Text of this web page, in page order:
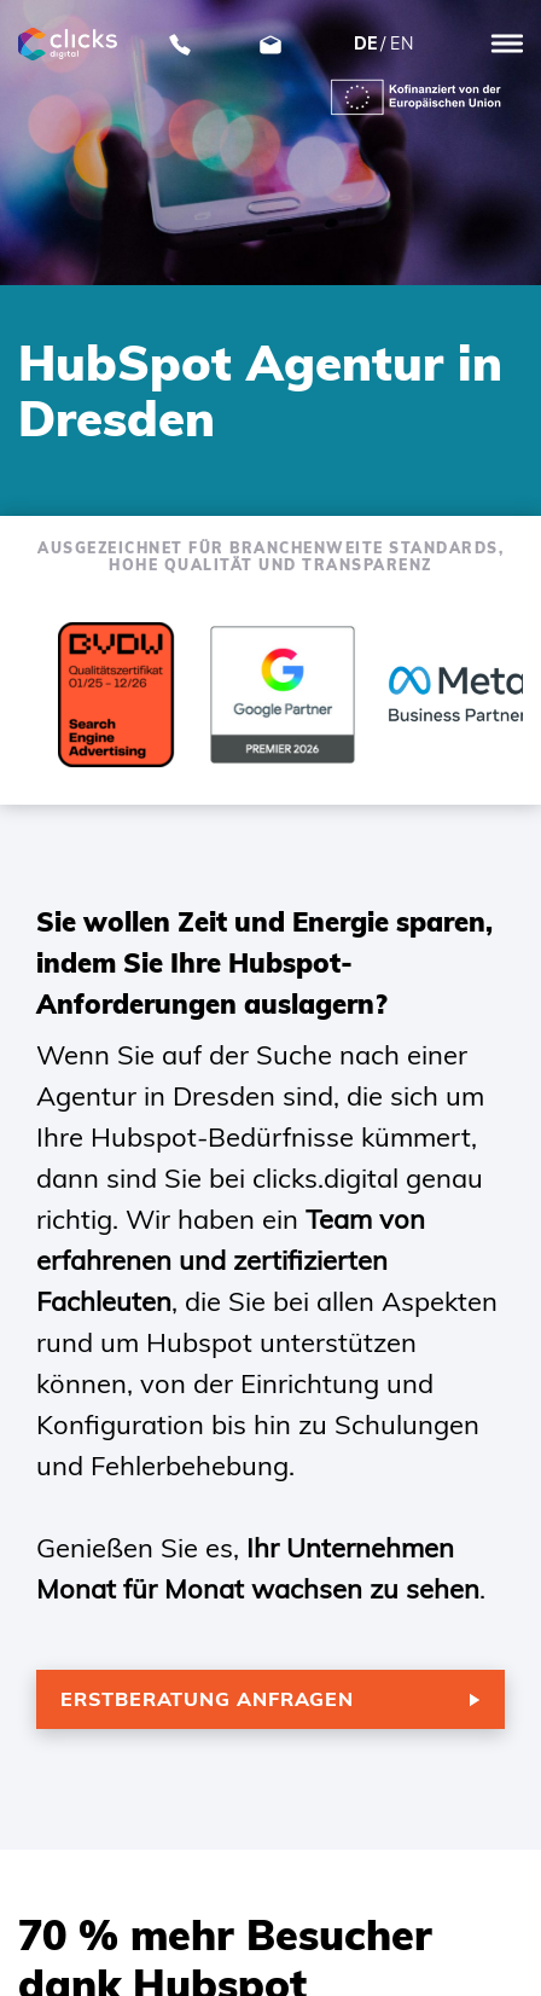
clicks
digital
DE EN
HubSpot Agentur in
Dresden
AUSGEZEICHNET FÜR BRANCHENWEITE STANDARDS,
HOHE QUALITÄT UND TRANSPARENZ
Sie wollen Zeit und Energie sparen,
indem Sie Ihre Hubspot-
Anforderungen auslagern?
Wenn Sie auf der Suche nach einer
Agentur in Dresden sind, die sich um
Ihre Hubspot-Bedürfnisse kümmert,
dann sind Sie bei clicks.digital genau
richtig. Wir haben ein Team von
erfahrenen und zertifizierten
Fachleuten, die Sie bei allen Aspekten
rund um Hubspot unterstützen
können, von der Einrichtung und
Konfiguration bis hin zu Schulungen
und Fehlerbehebung.
Genießen Sie es, Ihr Unternehmen
Monat für Monat wachsen zu sehen.
ERSTBERATUNG ANFRAGEN
70 % mehr Besucher
dank Hubspot